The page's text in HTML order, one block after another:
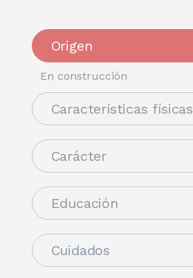
Origen
En construcción
Características físicas
Carácter
Educación
Cuidados